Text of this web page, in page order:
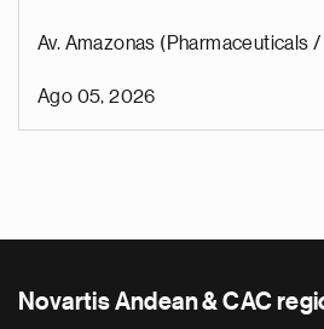
Av. Amazonas (Pharmaceuticals
Ago 05, 2026
Novartis Andean & CAC